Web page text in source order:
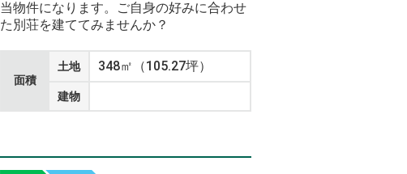
当物件になります。ご自身の好みに合わせ
た別荘を建ててみませんか？
面積
土地 348㎡（105.27坪）
建物